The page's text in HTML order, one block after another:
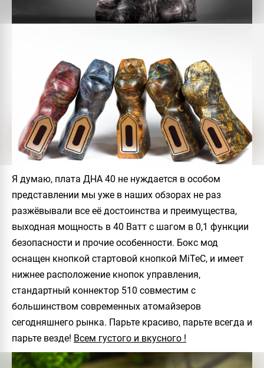
Я думаю, плата ДНА 40 не нуждается в особом
представлении мы уже в наших обзорах не раз
разжёвывали все её достоинства и преимущества,
выходная мощность в 40 Ватт с шагом в 0,1 функции
безопасности и прочие особенности. Бокс мод
оснащен кнопкой стартовой кнопкой MiTeC, и имеет
нижнее расположение кнопок управления,
стандартный коннектор 510 совместим с
большинством современных атомайзеров
сегодняшнего рынка. Парьте красиво, парьте всегда и
парьте везде! Всем густого и вкусного !